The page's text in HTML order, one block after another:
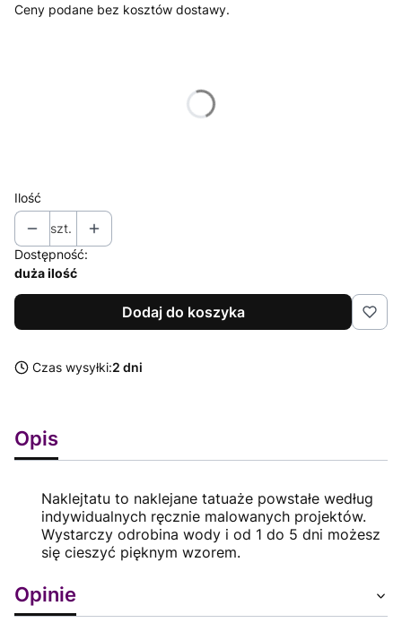
Ceny podane bez kosztów dostawy.
Ilość
szt.
Dostępność:
duża ilość
Dodaj do koszyka
Czas wysyłki:2 dni
Opis
Naklejtatu to naklejane tatuaże powstałe według
indywidualnych ręcznie malowanych projektów.
Wystarczy odrobina wody i od 1 do 5 dni możesz
się cieszyć pięknym wzorem.
Opinie